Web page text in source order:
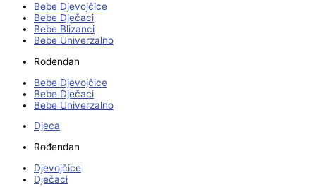
Bebe Djevojčice
Bebe Dječaci
Bebe Blizanci
Bebe Univerzalno
Rođendan
Bebe Djevojčice
Bebe Dječaci
Bebe Univerzalno
Djeca
Rođendan
Djevojčice
Dječaci